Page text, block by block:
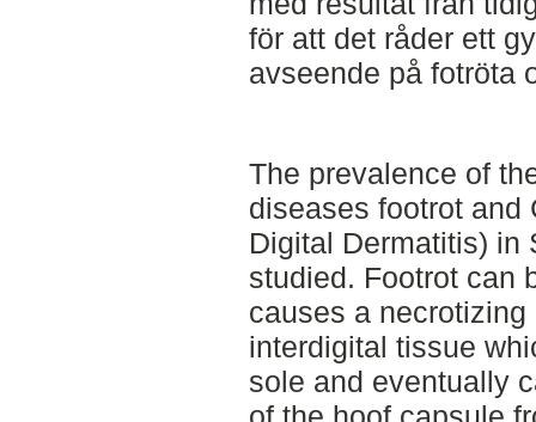
för att det råder ett
avseende på fotröta
The prevalence of
diseases footrot and
Digital Dermatitis) in
studied. Footrot can
causes a
interdigital tissue
sole and eventually